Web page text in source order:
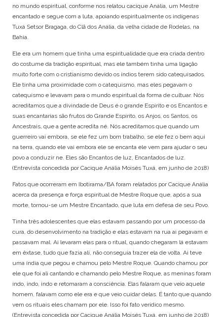
no mundo espiritual, conforme nos relatou cacique Anália, um Mestre
encantado e segue com a luta, apoiando espiritualmente os indígenas
Tuxá Setsor Bragaga, do Clã dos Anália, da velha cidade de Rodelas, na
Bahia.
Ele era um homem que tinha uma espiritualidade que era criada dentro
do costume da tradição espiritual, mas ele também tinha uma ligação
muito forte com o cristianismo devido os índios terem sido catequisados.
Ele tinha uma proximidade com o catequismo, mas eles pegavam o
catequismo e levavam para o mundo espiritual da forma de cultuar. Nós
acreditamos que a divindade de Deus é o grande Espirito e os Encantos e
suas encantarias são frutos do Grande Espirito, os Anjos, os Santos, os
Ancestrais, que a gente acredita né. Nós acreditamos que quando um
guerreiro vai embora, se ele fez um bom trabalho, se ele fez o bem aqui
na terra, quando ele vai embora ele se encanta ele vem para ajudar o seu
povo a conduzir ne. Eles são Encantos de luz, Encantados de luz.
(Entrevista concedida por Cacique Anália Moisés Tuxá, em junho de 2018)
Fatos que ocorreram em Ibotirama/BA foram relatados por Cacique Anália
acerca da presença e força espiritual de Mestre Roque que, após a sua
morte, tornou-se um Mestre Encantado, que luta em defesa de seu Povo.
Tinha três adolescentes que elas estavam passando por um processo da
cura, do desenvolvimento na tradição e elas estavam na rua ai pegavam e
passavam mal. Ai levaram elas para o ritual, quando chegaram lá estavam
em êxtase, tudo que fazia ali, não conseguia trazer ela de volta. Ai teve
uma índia que pegou e chamou pelo Mestre Roque. Quando chamou por
ele que foi ali cantando e chamando pelo Mestre Roque, as meninas foram
indo, indo, indo e retomaram a consciência. Elas falaram que veio aquele
homem, falavam como ele era e que veio cuidar delas. É tanto que quando
vem os rituais eles chamam por ele. Isso foi fato verídico mesmo.
(Entrevista concedida por Cacique Anália Moisés Tuxá, em junho de 2018)